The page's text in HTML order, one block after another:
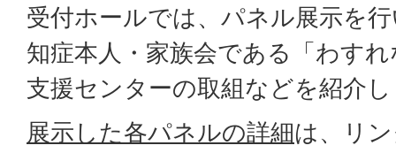
受付ホールでは、パネル展示を
知症本人・家族会である「わす
支援センターの取組などを紹介
展示した各パネルの詳細は、リ